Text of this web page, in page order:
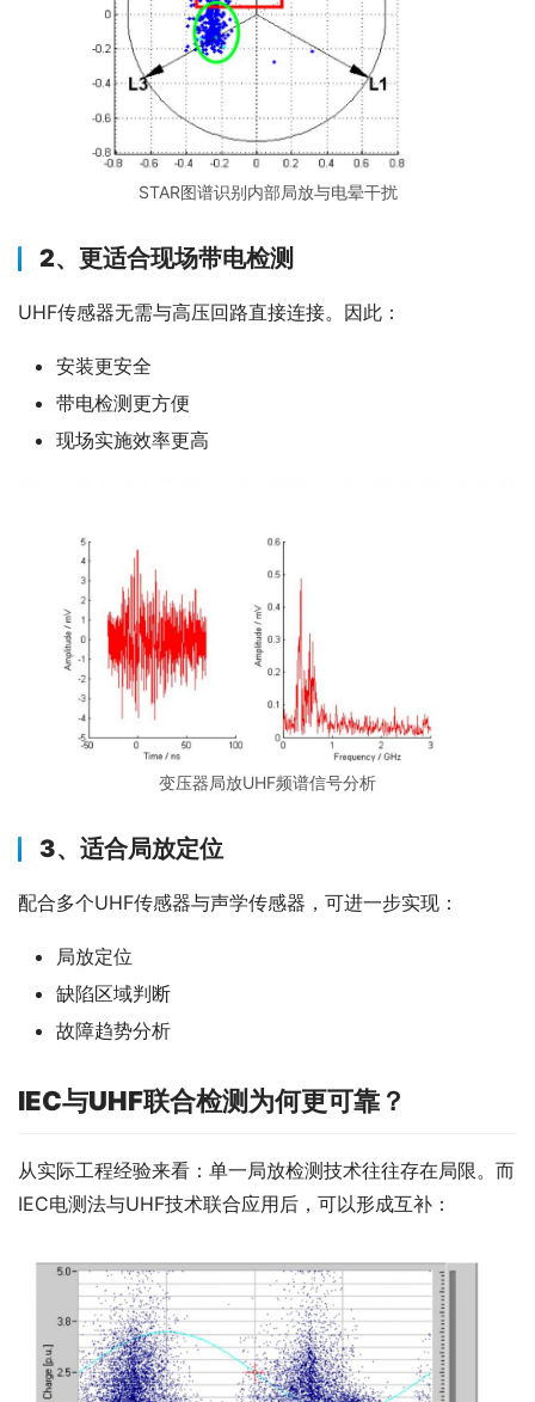
STAR图谱识别内部局放与电晕干扰
2、更适合现场带电检测
UHF传感器无需与高压回路直接连接。因此：
安装更安全
带电检测更方便
现场实施效率更高
变压器局放UHF频谱信号分析
3、适合局放定位
配合多个UHF传感器与声学传感器，可进一步实现：
局放定位
缺陷区域判断
故障趋势分析
IEC与UHF联合检测为何更可靠？
从实际工程经验来看：单一局放检测技术往往存在局限。而
IEC电测法与UHF技术联合应用后，可以形成互补：